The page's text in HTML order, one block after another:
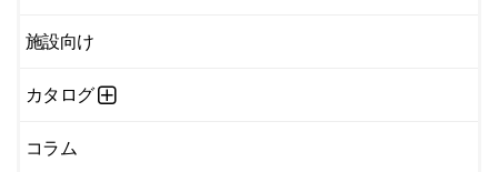
施設向け
カタログ
コラム